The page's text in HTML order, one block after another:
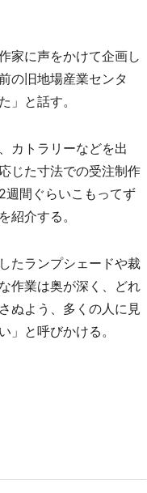
家に声をかけて企画し
の旧地場産業センタ
と話す。
カトラリーなどを出
じた寸法での受注制作
週間ぐらいこもってず
紹介する。
たランプシェードや裁
作業は奥が深く、どれ
ぬよう、多くの人に見
と呼びかける。